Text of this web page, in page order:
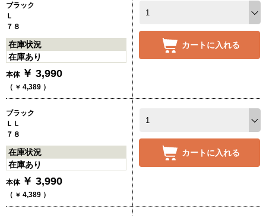
ブラック
Ｌ
７８
在庫状況
在庫あり
本体 ￥ 3,990
（ ￥ 4,389 ）
カートに入れる
ブラック
ＬＬ
７８
在庫状況
在庫あり
本体 ￥ 3,990
（ ￥ 4,389 ）
カートに入れる